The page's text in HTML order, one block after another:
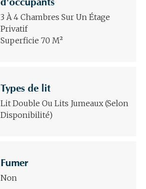
d'occupants
3 À 4 Chambres Sur Un Étage
Privatif
Superficie 70 M²
Types de lit
Lit Double Ou Lits Jumeaux (selon
Disponibilité)
Fumer
Non